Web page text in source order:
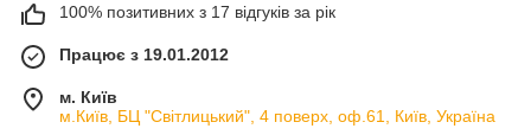
100% позитивних з 17 відгуків за рік
Працює з 19.01.2012
м. Київ
м.Київ, БЦ "Світлицький", 4 поверх, оф.61, Київ, Україна